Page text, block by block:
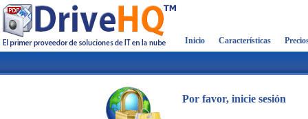
Inicio Características
Por favor, inicie sesión